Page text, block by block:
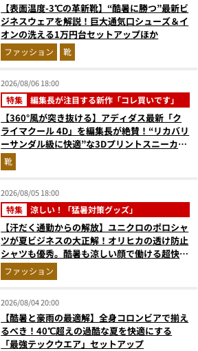
【表面温度-3℃の革新靴】“酷暑に勝つ”最新ビ
ジネスウェアを解説！巨大通気口シューズ＆イ
オンの洗える1万円台セットアップほか
ファッション 靴
2026/08/06 18:00
特集 編集長が注目する新作「コレ買いです」
【360°風が突き抜ける】アディダス最新「ク
ライマクール 4D」を編集長が絶賛！“リカバリ
ーサンダル級に快適”な3Dプリントスニーカー
『コレ買いです』Vol.173
靴
2026/08/05 18:00
特集 涼しい！「猛暑対策グッズ」
【汗だく通勤からの解放】ユニクロのポロシャ
ツが夏ビジネスの大正解！オリヒカの透け防止
シャツも優秀。酷暑も涼しい顔で働ける超快適
ウエアの実力
ファッション
2026/08/04 20:00
【酷暑と豪雨の最適解】全身コロンビアで揃え
るべき！40℃超えの過酷な夏を快適にする
「最強テックウエア」セットアップ